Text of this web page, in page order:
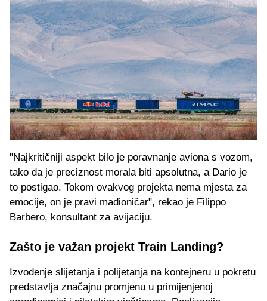
"Najkritičniji aspekt bilo je poravnanje aviona s vozom,
tako da je preciznost morala biti apsolutna, a Dario je
to postigao. Tokom ovakvog projekta nema mjesta za
emocije, on je pravi mađioničar", rekao je Filippo
Barbero, konsultant za avijaciju.
Zašto je važan projekt Train Landing?
Izvođenje slijetanja i polijetanja na kontejneru u pokretu
predstavlja značajnu promjenu u primijenjenoj